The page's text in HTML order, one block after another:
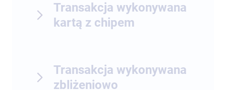
Transakcja wykonywana
kartą z chipem
Transakcja wykonywana
zbliżeniowo